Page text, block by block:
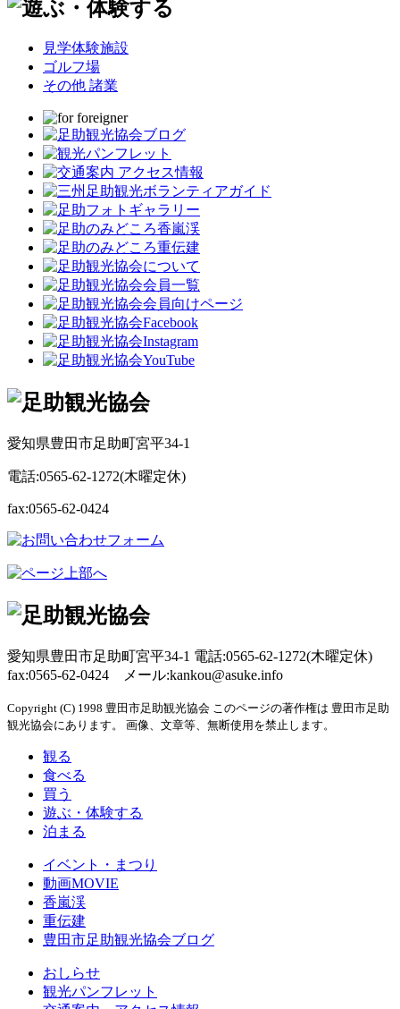
見学体験施設
ゴルフ場
その他 諸業
愛知県豊田市足助町宮平34-1
電話:0565-62-1272(木曜定休)
fax:0565-62-0424
愛知県豊田市足助町宮平34-1 電話:0565-62-1272(木曜定休)
fax:0565-62-0424 メール:kankou@asuke.info
Copyright (C) 1998 豊田市足助観光協会 このページの著作権は 豊田市足助
観光協会にあります。 画像、文章等、無断使用を禁止します。
観る
食べる
買う
遊ぶ・体験する
泊まる
イベント・まつり
動画MOVIE
香嵐渓
重伝建
豊田市足助観光協会ブログ
おしらせ
観光パンフレット